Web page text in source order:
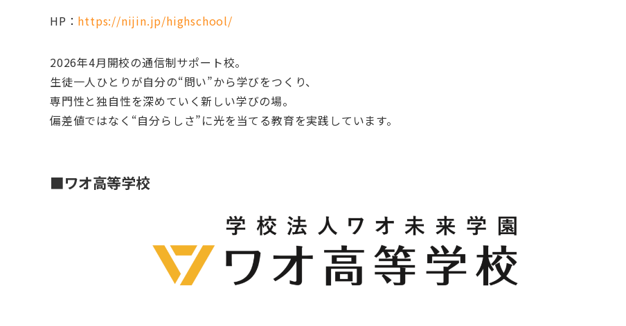
HP： https://nijin.jp/highschool/
2026年4月開校の通信制サポート校。
生徒一人ひとりが自分の“問い”から学びをつくり、
専門性と独自性を深めていく新しい学びの場。
偏差値ではなく“自分らしさ”に光を当てる教育を実践しています。
■ワオ高等学校